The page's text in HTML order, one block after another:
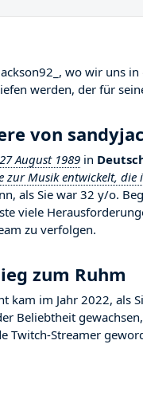
wo wir uns in
werden, der für
von
27 August 1989 in
Musik entwickelt, die
als Sie war 32 y/o.
viele
zu verfolgen.
zum Ruhm
kam im Jahr 2022, als
Beliebtheit
Twitch-Streamer